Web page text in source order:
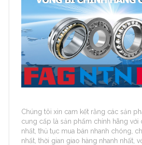
Chúng tôi xin cam kết rằng các sản
cung cấp là sản phẩm chính hãng với
nhất, thủ tục mua bán nhanh chóng,
nhất, thời gian giao hàng nhanh nhất,